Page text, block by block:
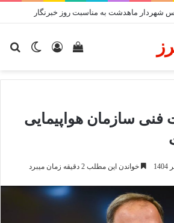
شهردار ماهدشت به مناسبت روز خبرنگار
تغییر
ورود
دیدن
خرید
فنی سازمان هواپیمایی
خواندن این مطلب 2 دقیقه زمان میبرد